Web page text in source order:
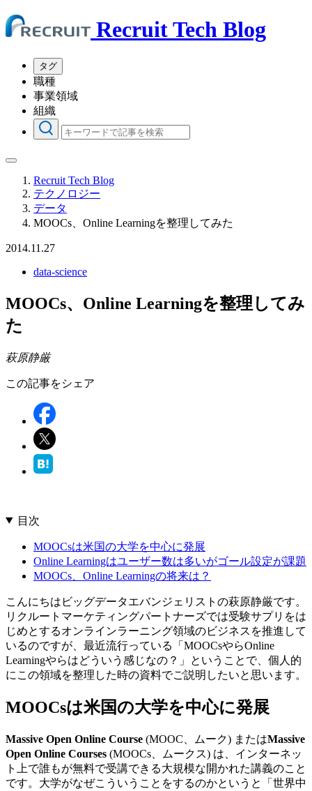
Recruit Tech Blog
タグ
職種
事業領域
組織
Recruit Tech Blog
テクノロジー
データ
MOOCs、Online Learningを整理してみた
2014.11.27
data-science
MOOCs、Online Learningを整理してみ
た
萩原静厳
この記事をシェア
目次
MOOCsは米国の大学を中心に発展
Online Learningはユーザー数は多いがゴール設定が課題
MOOCs、Online Learningの将来は？
こんにちはビッグデータエバンジェリストの萩原静厳です。
リクルートマーケティングパートナーズでは受験サプリをは
じめとするオンラインラーニング領域のビジネスを推進して
いるのですが、最近流行っている「MOOCsやらOnline
Learningやらはどういう感じなの？」ということで、個人的
にこの領域を整理した時の資料でご説明したいと思います。
MOOCsは米国の大学を中心に発展
Massive Open Online Course (MOOC 、ムーク) またはMassive
Open Online Courses (MOOCs 、ムークス) は、インターネッ
ト上で誰もが無料で受講できる大規模な開かれた講義のこと
です。大学がなぜこういうことをするのかというと「世界中